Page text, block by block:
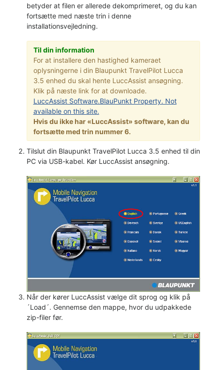
betyder at filen er allerede dekomprimeret, og du kan
fortsætte med næste trin i denne
installationsvejledning.
Til din information
For at installere den hastighed kameraet
oplysningerne i din Blaupunkt TravelPilot Lucca
3.5 enhed du skal hente LuccAssist ansøgning.
Klik på næste link for at downloade.
LuccAssist Software.BlauPunkt Property. Not
available on this site.
Hvis du ikke har «LuccAssist» software, kan du
fortsætte med trin nummer 6.
Tilslut din Blaupunkt TravelPilot Lucca 3.5 enhed til din
PC via USB-kabel. Kør LuccAssist ansøgning.
Når der kører LuccAssist vælge dit sprog og klik på
´Load´. Gennemse den mappe, hvor du udpakkede
zip-filer før.